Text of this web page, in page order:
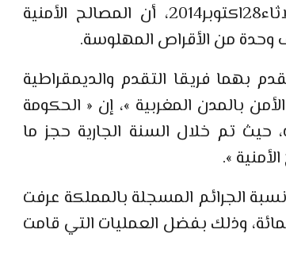
أكد وزير الداخلية السيد محمد حصاد، اليوم الثلاثاء28اكتوبر2014، أن المصالح الأمنية
فريقا التقدم والديمقراطية
بالمدن المغربية »، إن « الحكومة
حيث تم خلال السنة الجارية حجز ما
الجرائم المسجلة بالمملكة عرفت
الثمانية الأخيرة انخفاضا بنسبة 20 بالمائة، وذلك بفضل العمليات التي قامت